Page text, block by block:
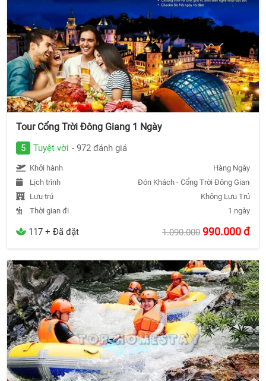
Tour Cổng Trời Đông Giang 1 Ngày
5 Tuyệt vời - 972 đánh giá
Khởi hành
Hàng Ngày
Lịch trình
Đón Khách - Cổng Trời Đông Giang -
Lưu trú
Không Lưu Trú
Thời gian đi
1 ngày
117 + Đã đặt 1.090.000 990.000đ